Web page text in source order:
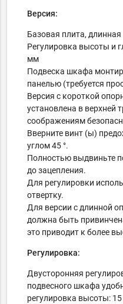
Версия:
Базовая плита, длинная
Регулировка высоты и
мм
Подвеска шкафа
панелью (требуется
Версия с короткой
установлена ​​в верхней
соображениям
Вверните винт (ы)
углом 45 °.
Полностью выдвиньте
до зацепления.
Для регулировки
отвертку.
Для версии с длинной
должна быть
это приводит к более
Регулировка:
Двусторонняя
подвесного шкафа
регулировка высоты: